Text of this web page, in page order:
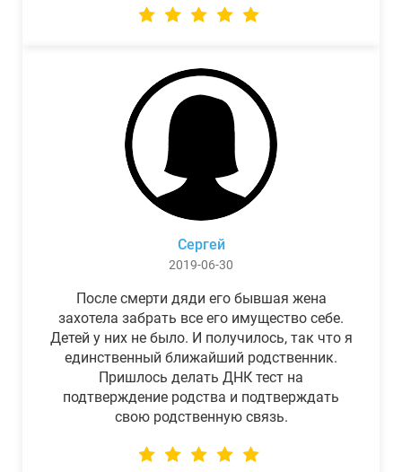
Сергей
2019-06-30
После смерти дяди его бывшая жена
захотела забрать все его имущество себе.
Детей у них не было. И получилось, так что я
единственный ближайший родственник.
Пришлось делать ДНК тест на
подтверждение родства и подтверждать
свою родственную связь.